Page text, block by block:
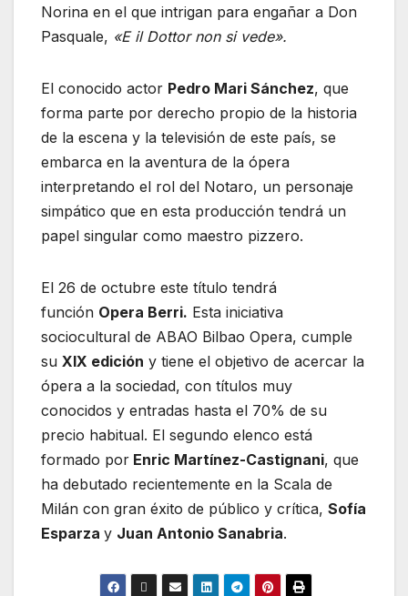
Norina en el que intrigan para engañar a Don
Pasquale, «E il Dottor non si vede».
El conocido actor Pedro Mari Sánchez, que
forma parte por derecho propio de la historia
de la escena y la televisión de este país, se
embarca en la aventura de la ópera
interpretando el rol del Notaro, un personaje
simpático que en esta producción tendrá un
papel singular como maestro pizzero.
El 26 de octubre este título tendrá
función Opera Berri. Esta iniciativa
sociocultural de ABAO Bilbao Opera, cumple
su XIX edición y tiene el objetivo de acercar la
ópera a la sociedad, con títulos muy
conocidos y entradas hasta el 70% de su
precio habitual. El segundo elenco está
formado por Enric Martínez-Castignani, que
ha debutado recientemente en la Scala de
Milán con gran éxito de público y crítica, Sofía
Esparza y Juan Antonio Sanabria.